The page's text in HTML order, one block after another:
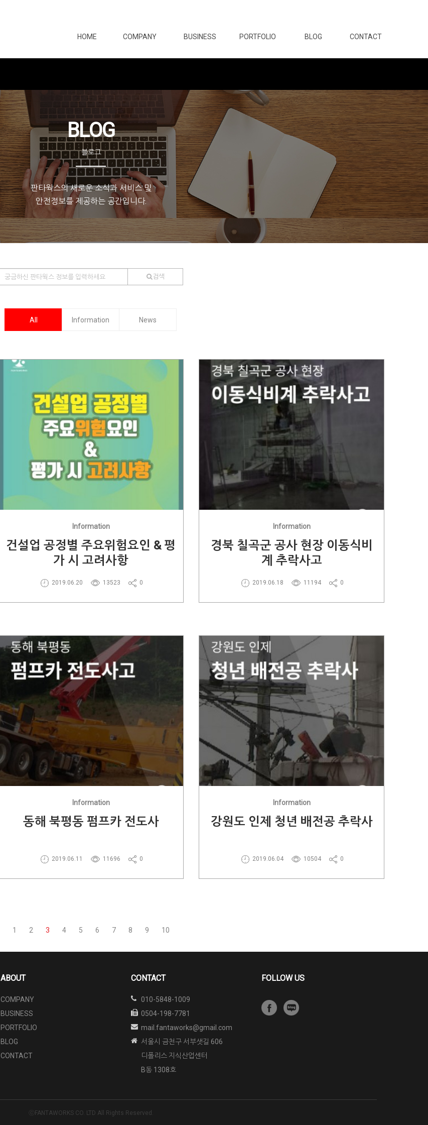
HOME COMPANY BUSINESS PORTFOLIO BLOG CONTACT
BLOG
블로그
판타웍스의 새로운 소식과 서비스 및
안전정보를 제공하는 공간입니다.
검색
All Information News
Information
건설업 공정별 주요위험요인 & 평
가 시 고려사항
2019.06.20 13523 0
Information
경북 칠곡군 공사 현장 이동식비
계 추락사고
2019.06.18 11194 0
Information
동해 북평동 펌프카 전도사
2019.06.11 11696 0
Information
강원도 인제 청년 배전공 추락사
2019.06.04 10504 0
1 2 3 4 5 6 7 8 9 10
ABOUT
COMPANY
BUSINESS
PORTFOLIO
BLOG
CONTACT
CONTACT
010-5848-1009
0504-198-7781
mail.fantaworks@gmail.com
서울시 금천구 서부샛길 606
디폴리스 지식산업센터
B동 1308호
FOLLOW US
ⓒFANTAWORKS CO. LTD All Rights Reserved.